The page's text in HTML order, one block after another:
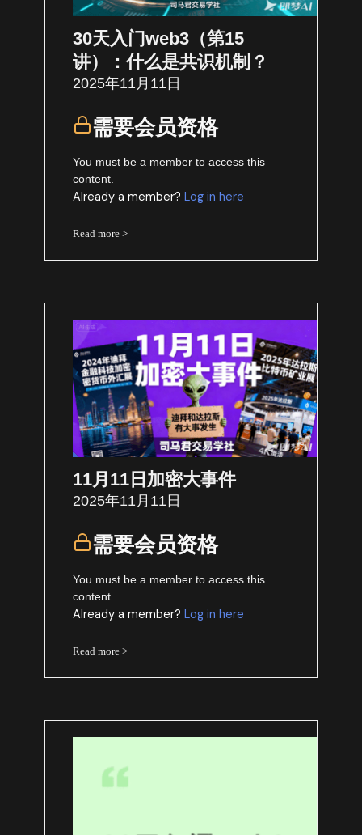
30天入门web3（第15
讲）：什么是共识机制？
2025年11月11日
需要会员资格
You must be a member to access this
content.
Already a member?Log in here
Read more >
11月11日加密大事件
2025年11月11日
需要会员资格
You must be a member to access this
content.
Already a member?Log in here
Read more >